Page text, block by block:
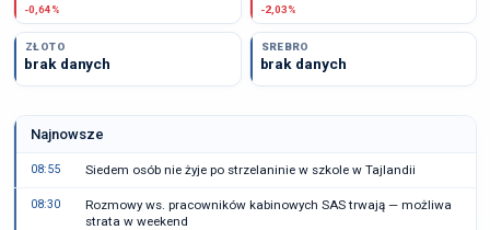
-0,64% -2,03%
ZŁOTO
brak danych
SREBRO
brak danych
Najnowsze
08:55 Siedem osób nie żyje po strzelaninie w szkole w Tajlandii
08:30
Rozmowy ws. pracowników kabinowych SAS trwają — możliwa
strata w weekend